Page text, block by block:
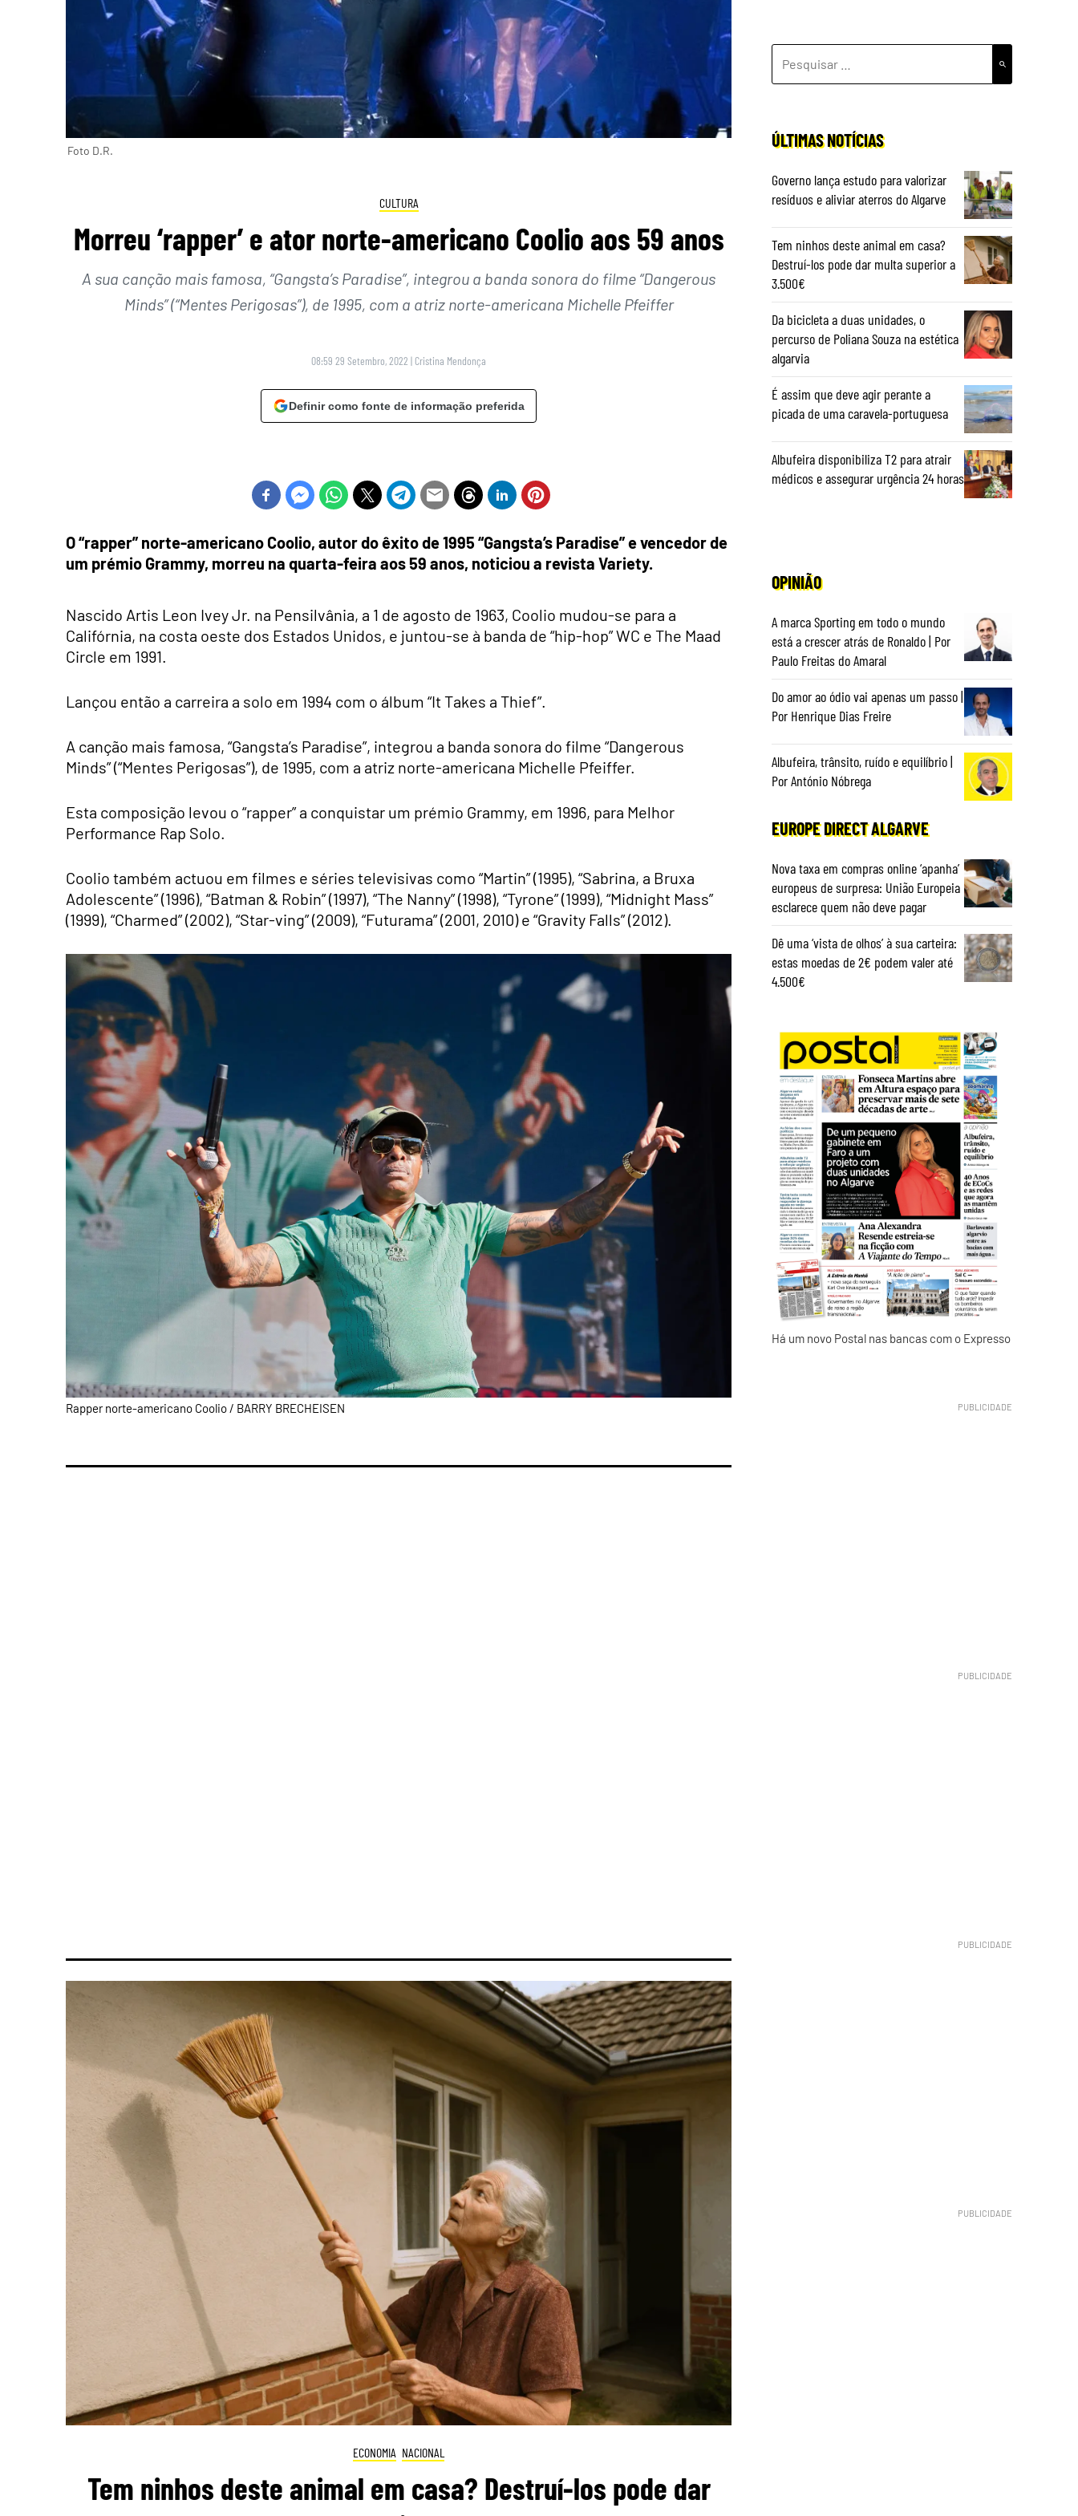
Foto D.R.
CULTURA
Morreu ‘rapper’ e ator norte-americano Coolio aos 59 anos
A sua canção mais famosa, “Gangsta’s Paradise”, integrou a banda sonora do filme “Dangerous
Minds” (“Mentes Perigosas”), de 1995, com a atriz norte-americana Michelle Pfeiffer
08:59 29 Setembro, 2022 | Cristina Mendonça
Definir como fonte de informação preferida
O “rapper” norte-americano Coolio, autor do êxito de 1995 “Gangsta’s Paradise” e vencedor de
um prémio Grammy, morreu na quarta-feira aos 59 anos, noticiou a revista Variety.
Nascido Artis Leon Ivey Jr. na Pensilvânia, a 1 de agosto de 1963, Coolio mudou-se para a
Califórnia, na costa oeste dos Estados Unidos, e juntou-se à banda de “hip-hop” WC e The Maad
Circle em 1991.
Lançou então a carreira a solo em 1994 com o álbum “It Takes a Thief”.
A canção mais famosa, “Gangsta’s Paradise”, integrou a banda sonora do filme “Dangerous
Minds” (“Mentes Perigosas”), de 1995, com a atriz norte-americana Michelle Pfeiffer.
Esta composição levou o “rapper” a conquistar um prémio Grammy, em 1996, para Melhor
Performance Rap Solo.
Coolio também actuou em filmes e séries televisivas como “Martin” (1995), “Sabrina, a Bruxa
Adolescente” (1996), “Batman & Robin” (1997), “The Nanny” (1998), “Tyrone” (1999), “Midnight Mass”
(1999), “Charmed” (2002), “Star-ving” (2009), “Futurama” (2001, 2010) e “Gravity Falls” (2012).
Rapper norte-americano Coolio / BARRY BRECHEISEN
ECONOMIA NACIONAL
Tem ninhos deste animal em casa? Destruí-los pode dar
POR:
ÚLTIMAS NOTÍCIAS
Governo lança estudo para valorizar
resíduos e aliviar aterros do Algarve
Tem ninhos deste animal em casa?
Destruí-los pode dar multa superior a
3.500€
Da bicicleta a duas unidades, o
percurso de Poliana Souza na estética
algarvia
É assim que deve agir perante a
picada de uma caravela-portuguesa
Albufeira disponibiliza T2 para atrair
médicos e assegurar urgência 24 horas
OPINIÃO
A marca Sporting em todo o mundo
está a crescer atrás de Ronaldo | Por
Paulo Freitas do Amaral
Do amor ao ódio vai apenas um passo |
Por Henrique Dias Freire
Albufeira, trânsito, ruído e equilíbrio |
Por António Nóbrega
EUROPE DIRECT ALGARVE
Nova taxa em compras online ‘apanha’
europeus de surpresa: União Europeia
esclarece quem não deve pagar
Dê uma ‘vista de olhos’ à sua carteira:
estas moedas de 2€ podem valer até
4.500€
Há um novo Postal nas bancas com o Expresso